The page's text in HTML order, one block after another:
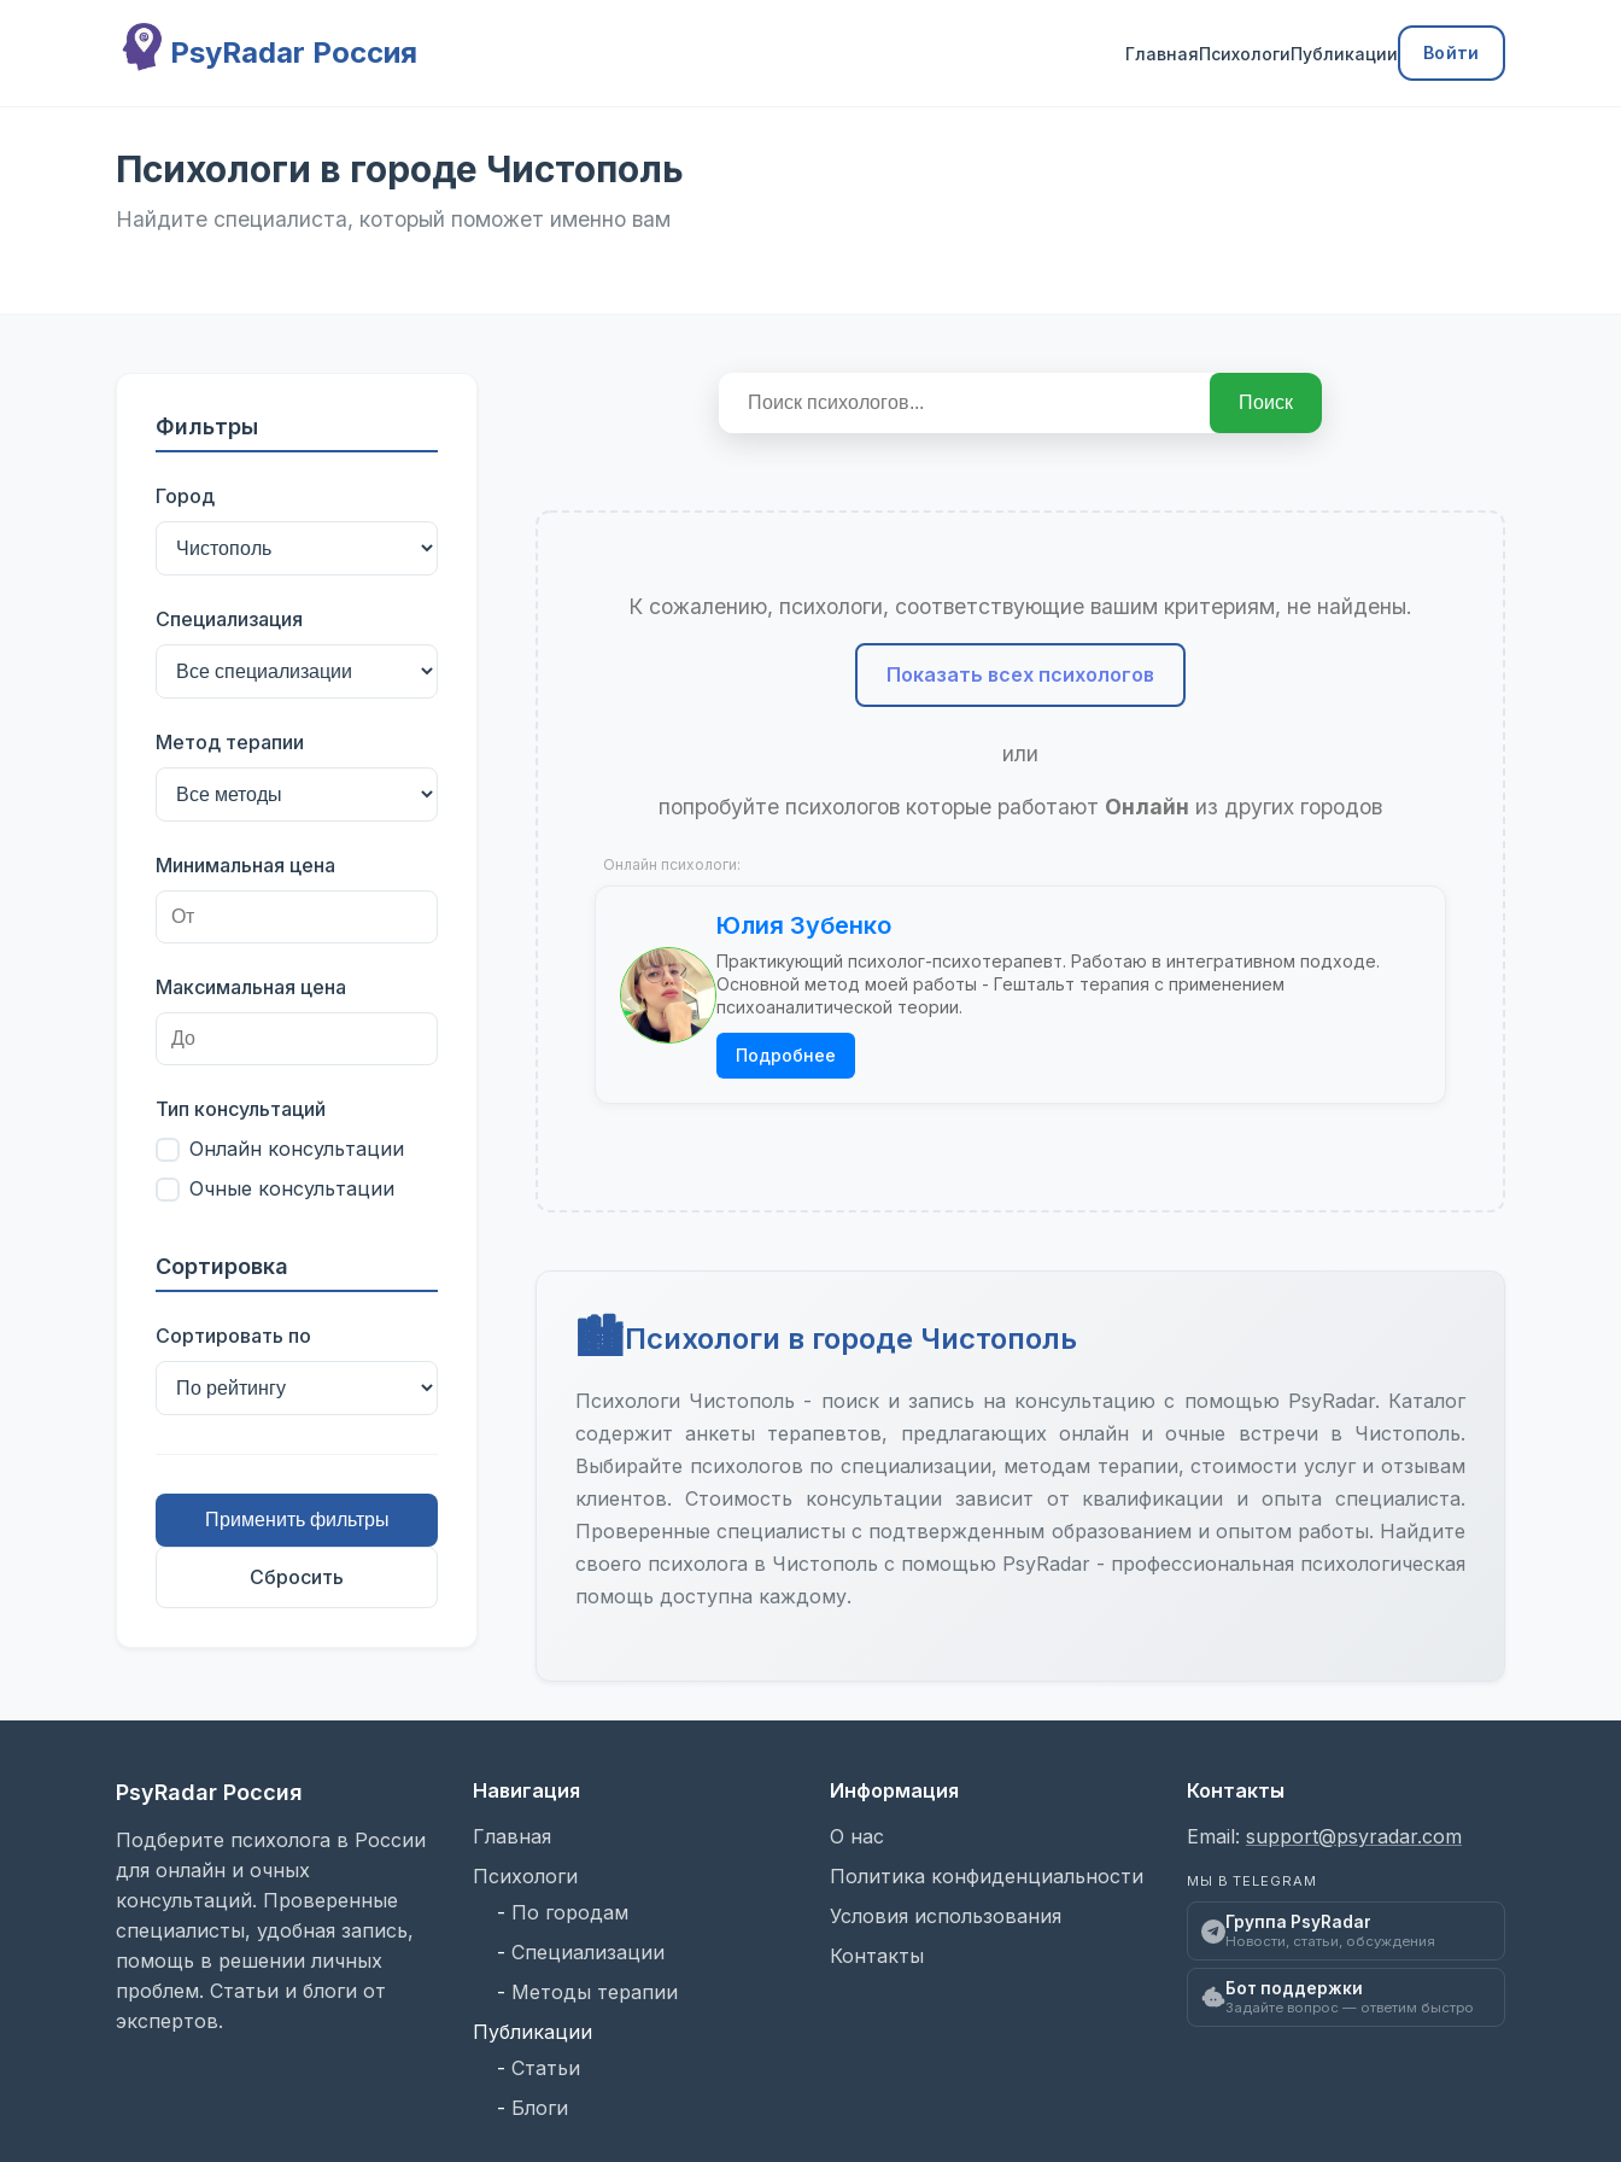
PsyRadar Россия ГлавнаяПсихологиПубликации Войти
Психологи в городе Чистополь
Найдите специалиста, который поможет именно вам
Фильтры
Город
Специализация
Метод терапии
Минимальная цена
Максимальная цена
Тип консультаций
Онлайн консультации
Очные консультации
Сортировка
Сортировать по
Применить фильтры
Сбросить
Поиск
К сожалению, психологи, соответствующие вашим критериям, не найдены.
Показать всех психологов
или
попробуйте психологов которые работают Онлайн из других городов
Онлайн психологи:
Юлия Зубенко
Практикующий психолог-психотерапевт. Работаю в интегративном подходе.
Основной метод моей работы - Гештальт терапия с применением
психоаналитической теории.
Подробнее
Психологи в городе Чистополь
Психологи Чистополь - поиск и запись на консультацию с помощью PsyRadar. Каталог
содержит анкеты терапевтов, предлагающих онлайн и очные встречи в Чистополь.
Выбирайте психологов по специализации, методам терапии, стоимости услуг и отзывам
клиентов. Стоимость консультации зависит от квалификации и опыта специалиста.
Проверенные специалисты с подтвержденным образованием и опытом работы. Найдите
своего психолога в Чистополь с помощью PsyRadar - профессиональная психологическая
помощь доступна каждому.
PsyRadar Россия
Подберите психолога в России
для онлайн и очных
консультаций. Проверенные
специалисты, удобная запись,
помощь в решении личных
проблем. Статьи и блоги от
экспертов.
Навигация
Главная
Психологи
- По городам
- Специализации
- Методы терапии
Публикации
- Статьи
- Блоги
Информация
О нас
Политика конфиденциальности
Условия использования
Контакты
Контакты
Email: support@psyradar.com
МЫ В TELEGRAM
Группа PsyRadar
Новости, статьи, обсуждения
Бот поддержки
Задайте вопрос — ответим быстро